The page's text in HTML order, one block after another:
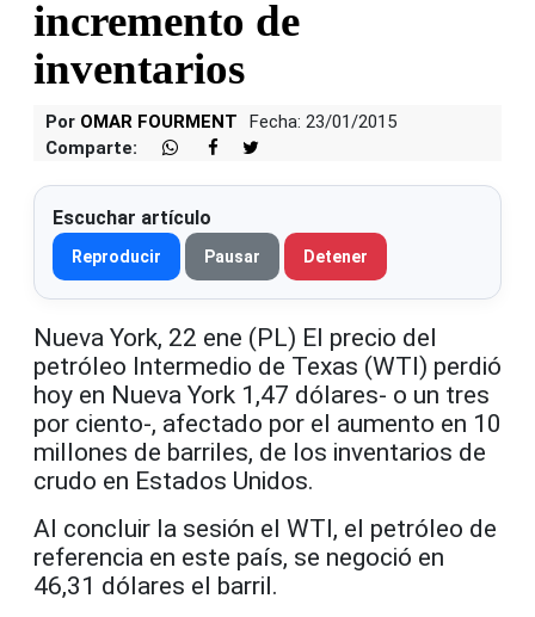
incremento de
inventarios
Por OMAR FOURMENT
Fecha: 23/01/2015
Comparte:
Escuchar artículo
Reproducir Pausar Detener
Nueva York, 22 ene (PL) El precio del
petróleo Intermedio de Texas (WTI) perdió
hoy en Nueva York 1,47 dólares- o un tres
por ciento-, afectado por el aumento en 10
millones de barriles, de los inventarios de
crudo en Estados Unidos.
Al concluir la sesión el WTI, el petróleo de
referencia en este país, se negoció en
46,31 dólares el barril.